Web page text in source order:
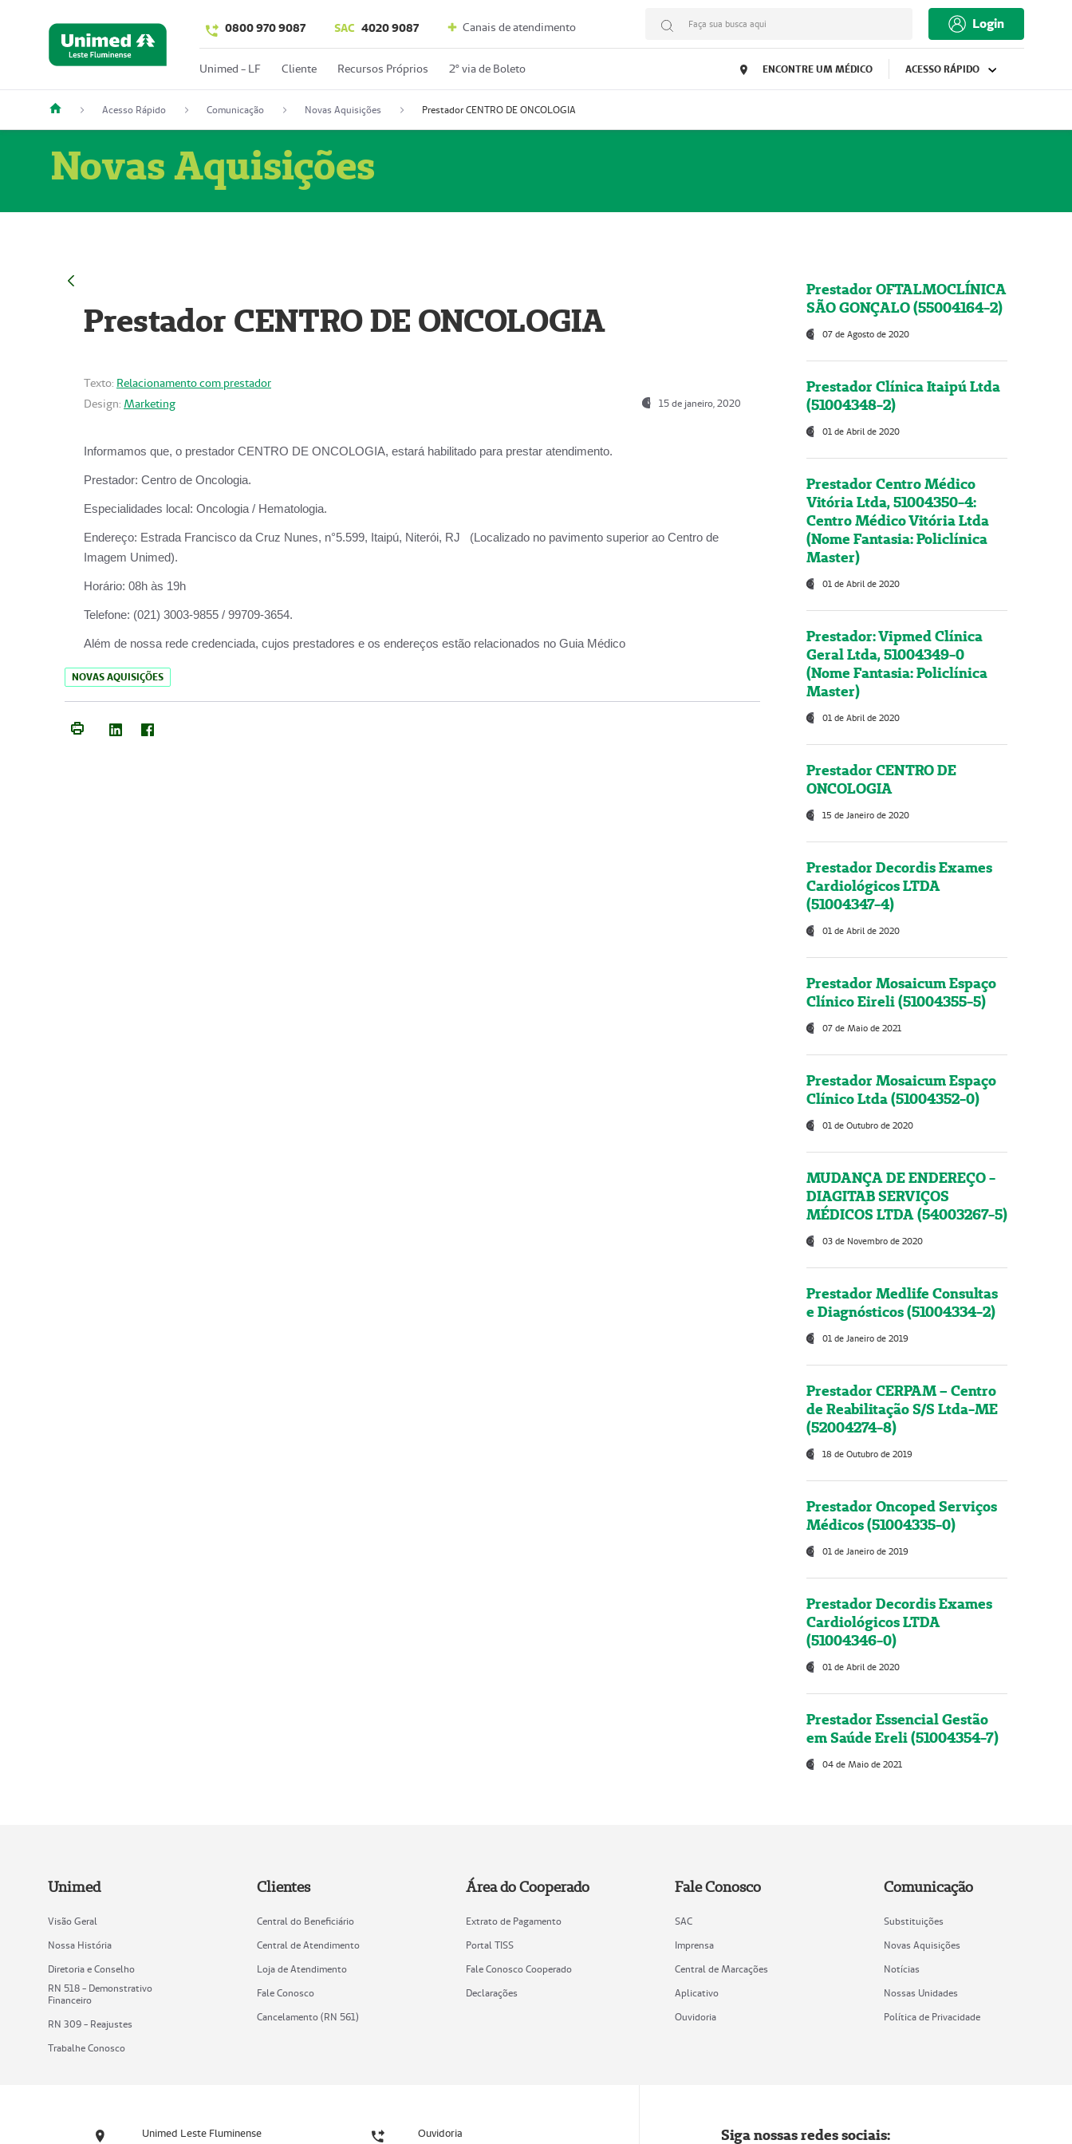
0800 970 9087 SAC 4020 9087 Canais de atendimento Faça sua busca aqui Login
Unimed - LF Cliente Recursos Próprios 2º via de Boleto ENCONTRE UM MÉDICO ACESSO RÁPIDO
Acesso Rápido Comunicação Novas Aquisições Prestador CENTRO DE ONCOLOGIA
Novas Aquisições
Prestador CENTRO DE ONCOLOGIA
Texto: Relacionamento com prestador
Design: Marketing 15 de janeiro, 2020
Informamos que, o prestador CENTRO DE ONCOLOGIA, estará habilitado para prestar atendimento.
Prestador: Centro de Oncologia.
Especialidades local: Oncologia / Hematologia.
Endereço: Estrada Francisco da Cruz Nunes, n°5.599, Itaipú, Niterói, RJ (Localizado no pavimento superior ao Centro de
Imagem Unimed).
Horário: 08h às 19h
Telefone: (021) 3003-9855 / 99709-3654.
Além de nossa rede credenciada, cujos prestadores e os endereços estão relacionados no Guia Médico
NOVAS AQUISIÇÕES
Prestador OFTALMOCLÍNICA
SÃO GONÇALO (55004164-2)
07 de Agosto de 2020
Prestador Clínica Itaipú Ltda
(51004348-2)
01 de Abril de 2020
Prestador Centro Médico
Vitória Ltda, 51004350-4:
Centro Médico Vitória Ltda
(Nome Fantasia: Policlínica
Master)
01 de Abril de 2020
Prestador: Vipmed Clínica
Geral Ltda, 51004349-0
(Nome Fantasia: Policlínica
Master)
01 de Abril de 2020
Prestador CENTRO DE
ONCOLOGIA
15 de Janeiro de 2020
Prestador Decordis Exames
Cardiológicos LTDA
(51004347-4)
01 de Abril de 2020
Prestador Mosaicum Espaço
Clínico Eireli (51004355-5)
07 de Maio de 2021
Prestador Mosaicum Espaço
Clínico Ltda (51004352-0)
01 de Outubro de 2020
MUDANÇA DE ENDEREÇO -
DIAGITAB SERVIÇOS
MÉDICOS LTDA (54003267-5)
03 de Novembro de 2020
Prestador Medlife Consultas
e Diagnósticos (51004334-2)
01 de Janeiro de 2019
Prestador CERPAM – Centro
de Reabilitação S/S Ltda-ME
(52004274-8)
18 de Outubro de 2019
Prestador Oncoped Serviços
Médicos (51004335-0)
01 de Janeiro de 2019
Prestador Decordis Exames
Cardiológicos LTDA
(51004346-0)
01 de Abril de 2020
Prestador Essencial Gestão
em Saúde Ereli (51004354-7)
04 de Maio de 2021
Unimed
Visão Geral
Nossa História
Diretoria e Conselho
RN 518 - Demonstrativo
Financeiro
RN 309 - Reajustes
Trabalhe Conosco
Clientes
Central do Beneficiário
Central de Atendimento
Loja de Atendimento
Fale Conosco
Cancelamento (RN 561)
Área do Cooperado
Extrato de Pagamento
Portal TISS
Fale Conosco Cooperado
Declarações
Fale Conosco
SAC
Imprensa
Central de Marcações
Aplicativo
Ouvidoria
Comunicação
Substituições
Novas Aquisições
Notícias
Nossas Unidades
Política de Privacidade
Unimed Leste Fluminense Ouvidoria Siga nossas redes sociais: